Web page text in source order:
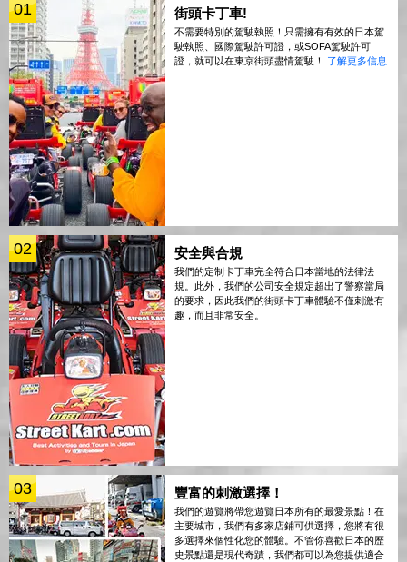
01 街頭卡丁車!
不需要特別的駕駛執照！只需擁有有效的日本駕
駛執照、國際駕駛許可證，或SOFA駕駛許可
證，就可以在東京街頭盡情駕駛！ 了解更多信息
02 安全與合規
我們的定制卡丁車完全符合日本當地的法律法
規。此外，我們的公司安全規定超出了警察當局
的要求，因此我們的街頭卡丁車體驗不僅刺激有
趣，而且非常安全。
03 豐富的刺激選擇！
我們的遊覽將帶您遊覽日本所有的最愛景點！在
主要城市，我們有多家店鋪可供選擇，您將有很
多選擇來個性化您的體驗。不管你喜歡日本的歷
史景點還是現代奇蹟，我們都可以為您提供適合